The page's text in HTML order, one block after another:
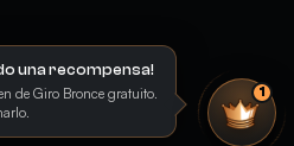
una recompensa!
de Giro Bronce gratuito.
1